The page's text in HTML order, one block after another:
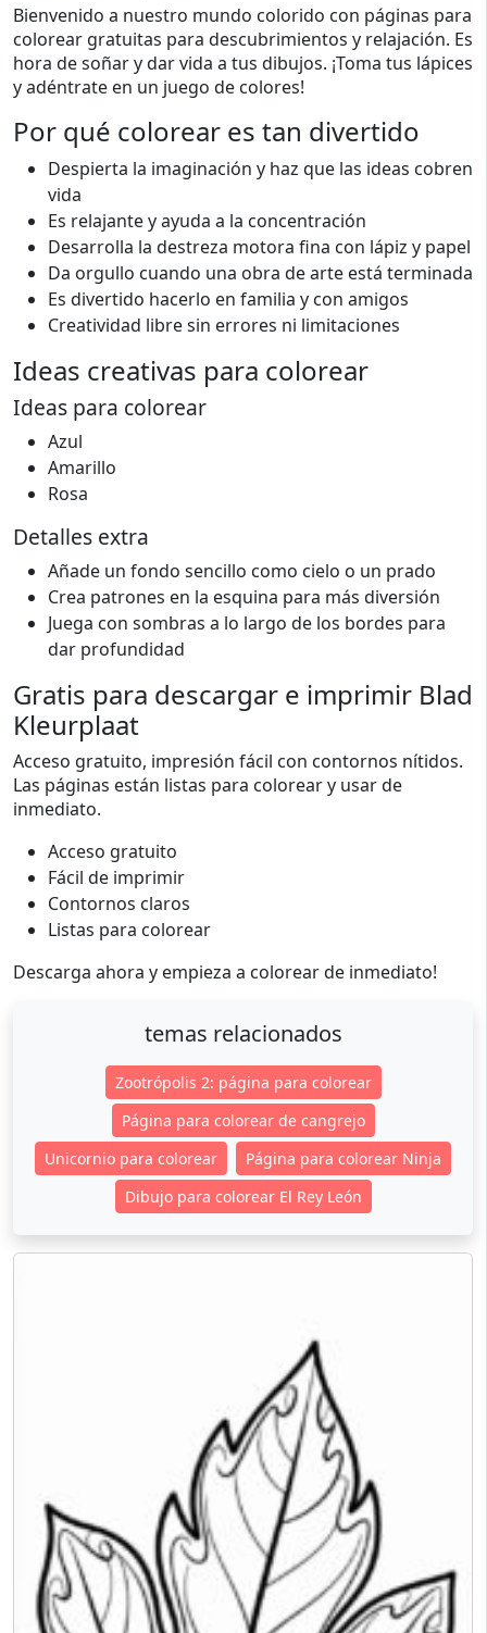
Bienvenido a nuestro mundo colorido con páginas para
colorear gratuitas para descubrimientos y relajación. Es
hora de soñar y dar vida a tus dibujos. ¡Toma tus lápices
y adéntrate en un juego de colores!
Por qué colorear es tan divertido
Despierta la imaginación y haz que las ideas cobren
vida
Es relajante y ayuda a la concentración
Desarrolla la destreza motora fina con lápiz y papel
Da orgullo cuando una obra de arte está terminada
Es divertido hacerlo en familia y con amigos
Creatividad libre sin errores ni limitaciones
Ideas creativas para colorear
Ideas para colorear
Azul
Amarillo
Rosa
Detalles extra
Añade un fondo sencillo como cielo o un prado
Crea patrones en la esquina para más diversión
Juega con sombras a lo largo de los bordes para
dar profundidad
Gratis para descargar e imprimir Blad
Kleurplaat
Acceso gratuito, impresión fácil con contornos nítidos.
Las páginas están listas para colorear y usar de
inmediato.
Acceso gratuito
Fácil de imprimir
Contornos claros
Listas para colorear
Descarga ahora y empieza a colorear de inmediato!
temas relacionados
Zootrópolis 2: página para colorear
Página para colorear de cangrejo
Unicornio para colorear
Página para colorear Ninja
Dibujo para colorear El Rey León